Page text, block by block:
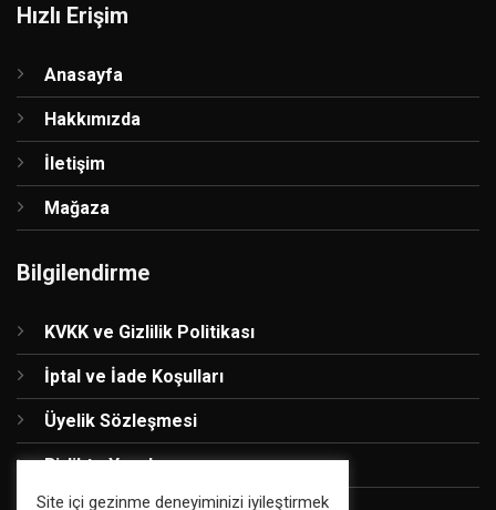
Hızlı Erişim
Anasayfa
Hakkımızda
İletişim
Mağaza
Bilgilendirme
KVKK ve Gizlilik Politikası
İptal ve İade Koşulları
Üyelik Sözleşmesi
Birlikte Yapalım
Site içi gezinme deneyiminizi iyileştirmek